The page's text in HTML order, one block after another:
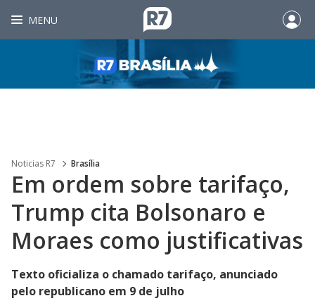
MENU
Noticias R7 Brasília
Em ordem sobre tarifaço,
Trump cita Bolsonaro e
Moraes como justificativas
Texto oficializa o chamado tarifaço, anunciado
pelo republicano em 9 de julho